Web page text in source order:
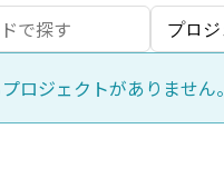
ロジェクトがありません。